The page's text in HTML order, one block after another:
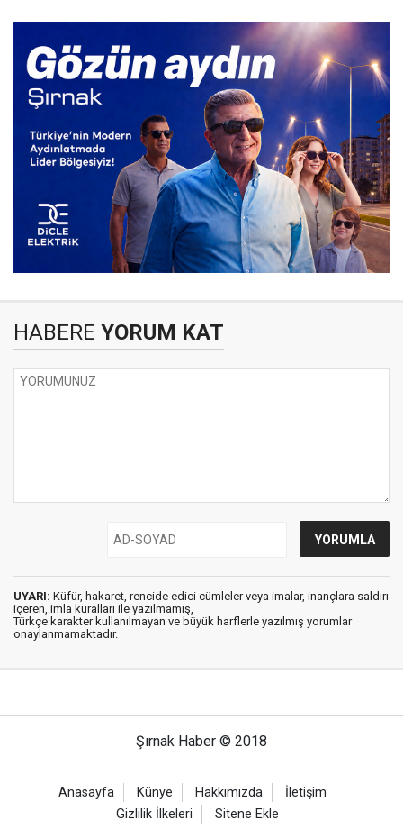
HABERE YORUM KAT
UYARI: Küfür, hakaret, rencide edici cümleler veya imalar, inançlara saldırı
içeren, imla kuralları ile yazılmamış,
Türkçe karakter kullanılmayan ve büyük harflerle yazılmış yorumlar
onaylanmamaktadır.
Şırnak Haber © 2018
Anasayfa Künye Hakkımızda
İletişim
Gizlilik İlkeleri
Sitene Ekle